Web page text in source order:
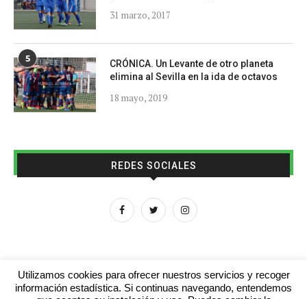
31 marzo, 2017
5
CRÓNICA. Un Levante de otro planeta
elimina al Sevilla en la ida de octavos
18 mayo, 2019
REDES SOCIALES
Utilizamos cookies para ofrecer nuestros servicios y recoger
información estadística. Si continuas navegando, entendemos